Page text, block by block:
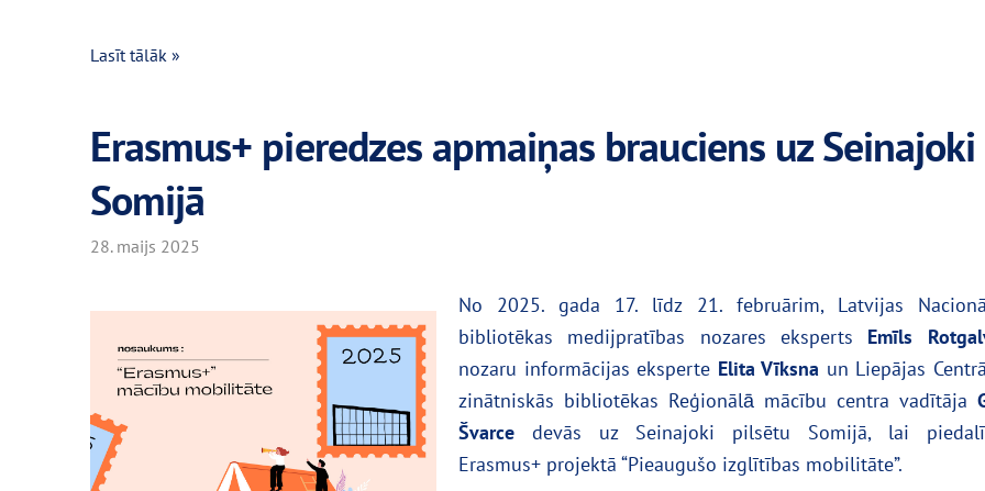
Lasīt tālāk »
Erasmus+ pieredzes apmaiņas brauciens uz Seinajoki
Somijā
28. maijs 2025
No 2025. gada 17. līdz 21. februārim, Latvijas
bibliotēkas medijpratības nozares eksperts Emīls
nozaru informācijas eksperte Elita Vīksna un Liepājas
zinātniskās bibliotēkas Reģionālā̄ mācību centra vadītāja
Švarce devās uz Seinajoki pilsētu Somijā, lai
Erasmus+ projektā “Pieaugušo izglītības mobilitāte”.